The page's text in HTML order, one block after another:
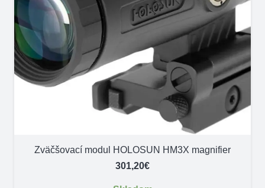
Zväčšovací modul HOLOSUN HM3X magnifier
301,20€